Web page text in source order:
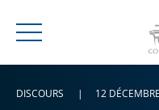
Menu
DISCOURS 12